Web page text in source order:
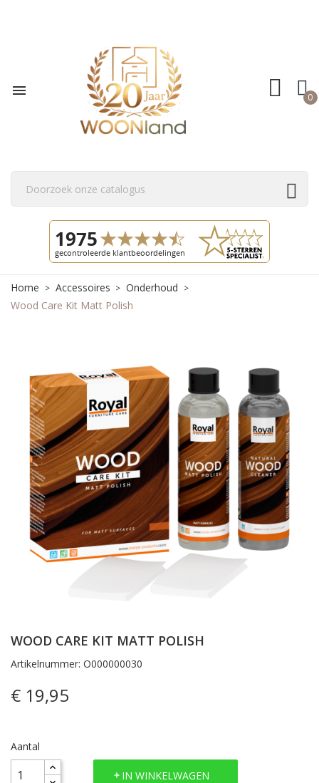
 0
Home Accessoires
Onderhoud
Wood Care Kit Matt Polish
WOOD CARE KIT MATT POLISH
Artikelnummer: O000000030
€ 19,95
Aantal
IN WINKELWAGEN